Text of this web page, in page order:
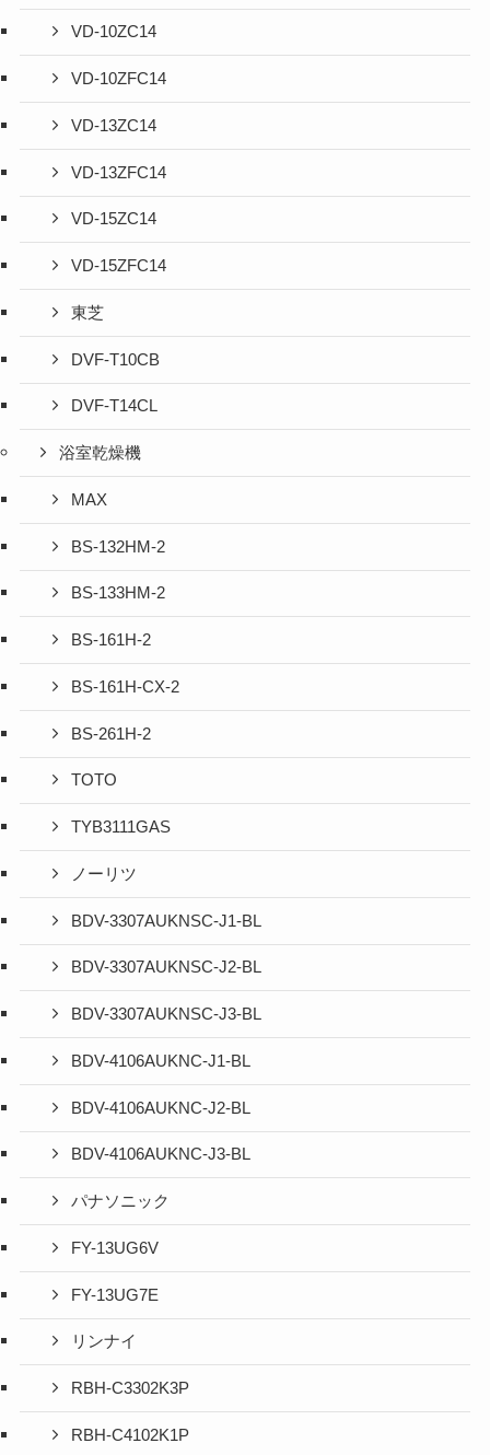
VD-10ZC14
VD-10ZFC14
VD-13ZC14
VD-13ZFC14
VD-15ZC14
VD-15ZFC14
東芝
DVF-T10CB
DVF-T14CL
浴室乾燥機
MAX
BS-132HM-2
BS-133HM-2
BS-161H-2
BS-161H-CX-2
BS-261H-2
TOTO
TYB3111GAS
ノーリツ
BDV-3307AUKNSC-J1-BL
BDV-3307AUKNSC-J2-BL
BDV-3307AUKNSC-J3-BL
BDV-4106AUKNC-J1-BL
BDV-4106AUKNC-J2-BL
BDV-4106AUKNC-J3-BL
パナソニック
FY-13UG6V
FY-13UG7E
リンナイ
RBH-C3302K3P
RBH-C4102K1P